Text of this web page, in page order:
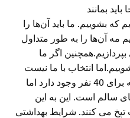
که بشوییم. ما باید آن‌ها را
آن‌ها را به طور متداول
اگر ما
برای هر طبقه فقط یک آشپزخانه برای 40 نفر وجود دارد اما
سالم است. این به این
می کنند. شرایط بهداشتی